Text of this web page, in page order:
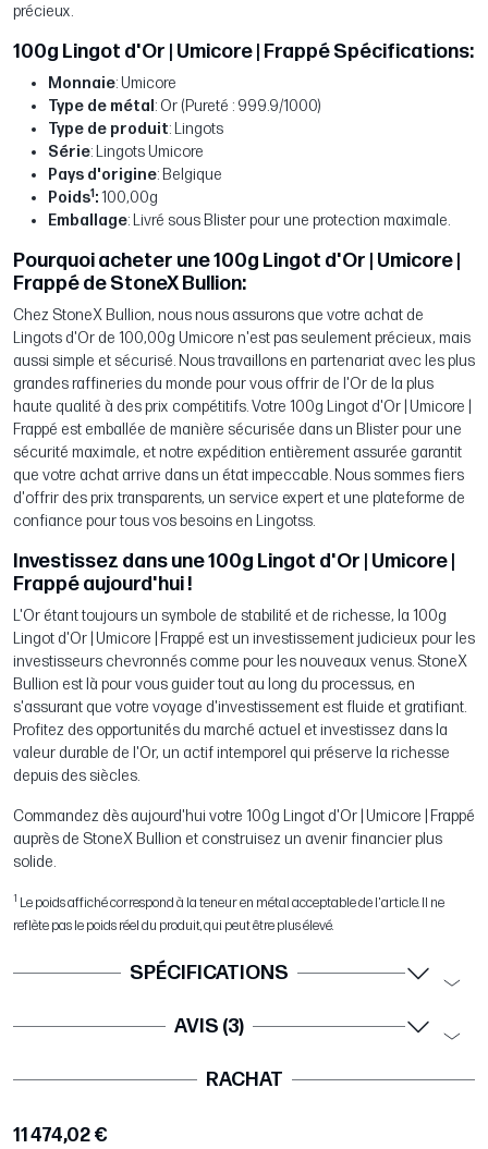
précieux.
100g Lingot d'Or | Umicore | Frappé Spécifications:
Monnaie: Umicore
Type de métal : Or (Pureté : 999.9/1000)
Type de produit: Lingots
Série: Lingots Umicore
Pays d'origine: Belgique
Poids1: 100,00g
Emballage: Livré sous Blister pour une protection maximale.
Pourquoi acheter une 100g Lingot d'Or | Umicore |
Frappé de StoneX Bullion:
Chez StoneX Bullion, nous nous assurons que votre achat de
Lingots d'Or de 100,00g Umicore n'est pas seulement précieux, mais
aussi simple et sécurisé. Nous travaillons en partenariat avec les plus
grandes raffineries du monde pour vous offrir de l'Or de la plus
haute qualité à des prix compétitifs. Votre 100g Lingot d'Or | Umicore |
Frappé est emballée de manière sécurisée dans un Blister pour une
sécurité maximale, et notre expédition entièrement assurée garantit
que votre achat arrive dans un état impeccable. Nous sommes fiers
d'offrir des prix transparents, un service expert et une plateforme de
confiance pour tous vos besoins en Lingotss.
Investissez dans une 100g Lingot d'Or | Umicore |
Frappé aujourd'hui !
L'Or étant toujours un symbole de stabilité et de richesse, la 100g
Lingot d'Or | Umicore | Frappé est un investissement judicieux pour les
investisseurs chevronnés comme pour les nouveaux venus. StoneX
Bullion est là pour vous guider tout au long du processus, en
s'assurant que votre voyage d'investissement est fluide et gratifiant.
Profitez des opportunités du marché actuel et investissez dans la
valeur durable de l'Or, un actif intemporel qui préserve la richesse
depuis des siècles.
Commandez dès aujourd'hui votre 100g Lingot d'Or | Umicore | Frappé
auprès de StoneX Bullion et construisez un avenir financier plus
solide.
1 Le poids affiché correspond à la teneur en métal acceptable de l'article. Il ne
reflète pas le poids réel du produit, qui peut être plus élevé.
SPÉCIFICATIONS
AVIS (3)
RACHAT
11 474,02 €